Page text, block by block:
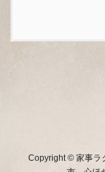
Copyright © 家事ラ